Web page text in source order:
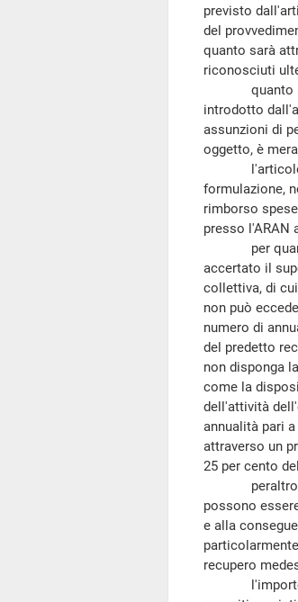
previsto
del
quanto sarà
riconosciuti
quanto
introdotto
assunzioni di
oggetto, è
l'articolo
formulazione,
rimborso
presso l'ARAN
per quanto
accertato il
collettiva, di
non può
numero di
del predetto
non disponga
come la
dell'attività
annualità pari
attraverso un
25 per cento
peraltro gli
possono
e alla
recupero
l'importo di